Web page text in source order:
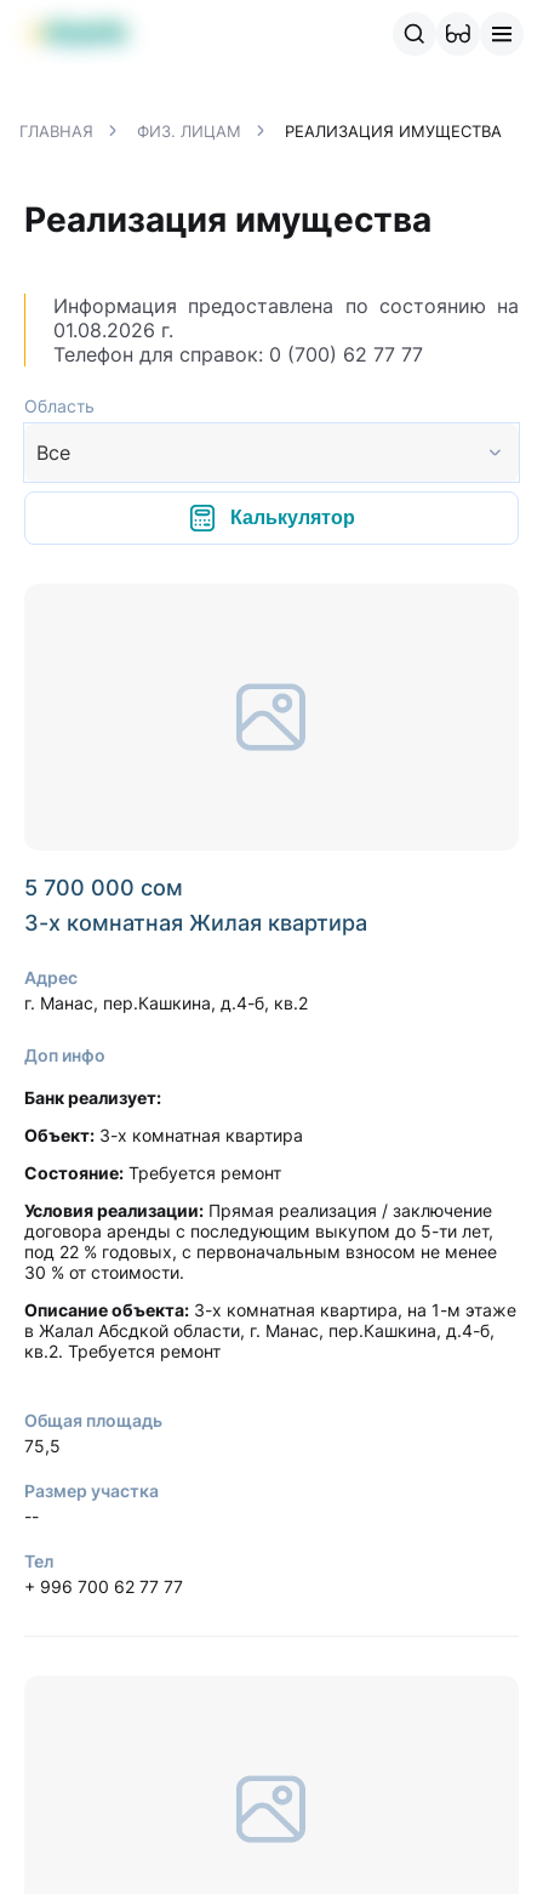
Продукты MBANK
ГЛАВНАЯ ФИЗ. ЛИЦАМ РЕАЛИЗАЦИЯ ИМУЩЕСТВА
Реализация имущества
Информация предоставлена по состоянию на
01.08.2026 г.
Телефон для справок: 0 (700) 62 77 77
Область
Все
Калькулятор
5 700 000 сом
3-х комнатная Жилая квартира
Адрес
г. Манас, пер.Кашкина, д.4-б, кв.2
Доп инфо
Банк реализует:
Объект: 3-х комнатная квартира
Состояние: Требуется ремонт
Условия реализации: Прямая реализация / заключение
договора аренды с последующим выкупом до 5-ти лет,
под 22 % годовых, с первоначальным взносом не менее
30 % от стоимости.
Описание объекта: 3-х комнатная квартира, на 1-м этаже
в Жалал Абсдкой области, г. Манас, пер.Кашкина, д.4-б,
кв.2. Требуется ремонт
Общая площадь
75,5
Размер участка
--
Тел
+ 996 700 62 77 77